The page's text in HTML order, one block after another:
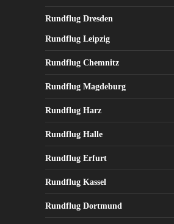
Rundflug Dresden
Rundflug Leipzig
Rundflug Chemnitz
Rundflug Magdeburg
Rundflug Harz
Rundflug Halle
Rundflug Erfurt
Rundflug Kassel
Rundflug Dortmund